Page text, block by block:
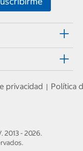
privacidad | Política
2013 - 2026.